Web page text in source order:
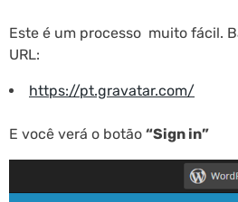
Este é um processo muito fácil.
URL:
https://pt.gravatar.com/
E você verá o botão “Sign in”